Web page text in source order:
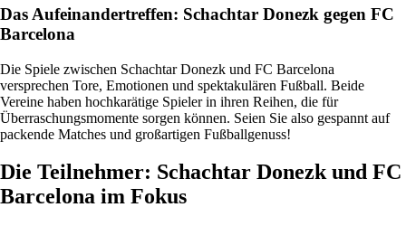
Das Aufeinandertreffen: Schachtar Donezk gegen FC
Barcelona
Die Spiele zwischen Schachtar Donezk und FC Barcelona
versprechen Tore, Emotionen und spektakulären Fußball. Beide
Vereine haben hochkarätige Spieler in ihren Reihen, die für
Überraschungsmomente sorgen können. Seien Sie also gespannt auf
packende Matches und großartigen Fußballgenuss!
Die Teilnehmer: Schachtar Donezk und FC
Barcelona im Fokus